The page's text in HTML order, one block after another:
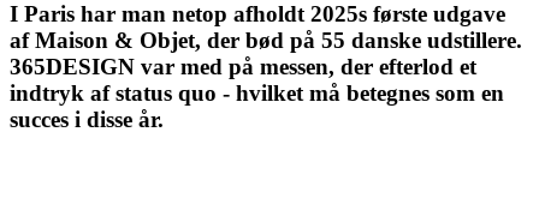
I Paris har man netop afholdt 2025s første udgave
af Maison & Objet, der bød på 55 danske udstillere.
365DESIGN var med på messen, der efterlod et
indtryk af status quo - hvilket må betegnes som en
succes i disse år.